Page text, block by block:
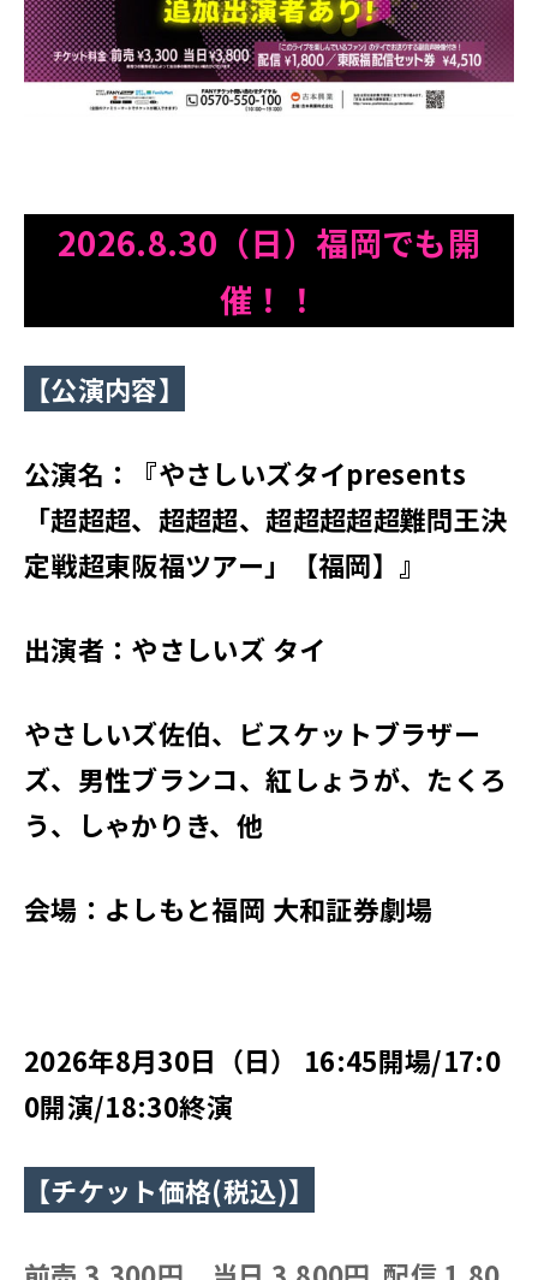
2026.8.30（日）福岡でも開
催！！
【公演内容】
公演名：『やさしいズタイpresents
「超超超、超超超、超超超超超難問王決
定戦超東阪福ツアー」【福岡】』
出演者：やさしいズ タイ
やさしいズ佐伯、ビスケットブラザー
ズ、男性ブランコ、紅しょうが、たくろ
う、しゃかりき、他
会場：よしもと福岡 大和証券劇場
2026年8月30日（日） 16:45開場/17:0
0開演/18:30終演
【チケット価格(税込)】